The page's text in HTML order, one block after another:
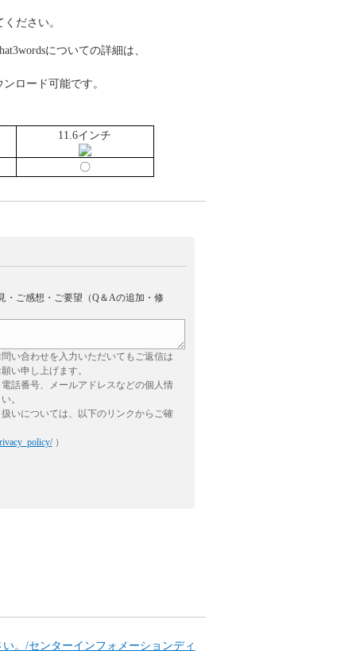
ださい。
についての詳細は、
ロード可能です。
11.6インチ
〇
・ご感想・ご要望（Q＆Aの追加・修
い合わせを入力いただいてもご返信は
い申し上げます。
話番号、メールアドレスなどの個人情
。
いについては、以下のリンクからご確
）
。/センターインフォメーションディ